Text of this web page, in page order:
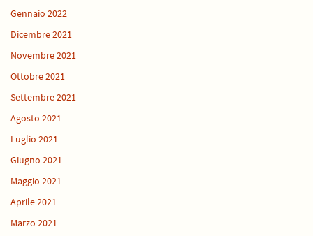
Gennaio 2022
Dicembre 2021
Novembre 2021
Ottobre 2021
Settembre 2021
Agosto 2021
Luglio 2021
Giugno 2021
Maggio 2021
Aprile 2021
Marzo 2021